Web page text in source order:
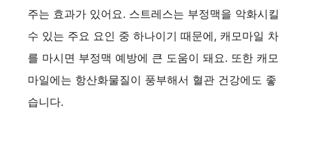
주는 효과가 있어요. 스트레스는 부정맥을 악화시킬
수 있는 주요 요인 중 하나이기 때문에, 캐모마일 차
를 마시면 부정맥 예방에 큰 도움이 돼요. 또한 캐모
마일에는 항산화물질이 풍부해서 혈관 건강에도 좋
습니다.